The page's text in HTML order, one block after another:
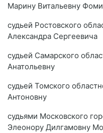
Марину Витальевну
судьей Ростовского
Александра Сергеевича
судьей Самарского
Анатольевну
судьей Томского
Антоновну
судьями Московского
Элеонору Дилгамовну